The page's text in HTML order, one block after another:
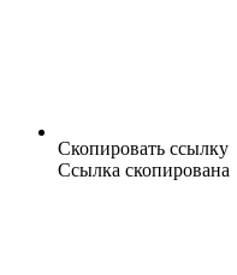
Скопировать ссылку
Ссылка скопирована